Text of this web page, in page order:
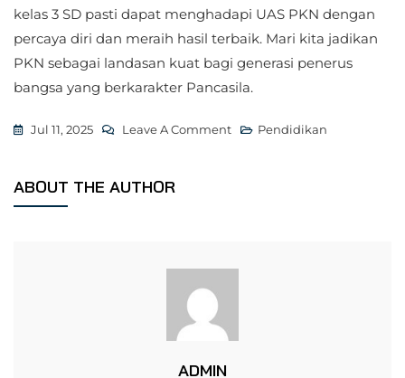
kelas 3 SD pasti dapat menghadapi UAS PKN dengan
percaya diri dan meraih hasil terbaik. Mari kita jadikan
PKN sebagai landasan kuat bagi generasi penerus
bangsa yang berkarakter Pancasila.
Jul 11, 2025 Leave A CommentOn
Semester
Pendidikan
ABOUT THE AUTHOR
ADMIN